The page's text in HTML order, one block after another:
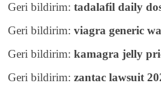
Geri bildirim:tadalafil daily
Geri bildirim:viagra generic
Geri bildirim:kamagra jelly
Geri bildirim:zantac lawsuit